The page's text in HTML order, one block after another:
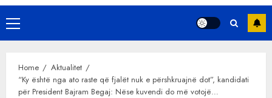
Primary
Menu
Home
Aktualitet
“Ky është nga ato raste që fjalët nuk e përshkruajnë dot”, kandidati
për President Bajram Begaj: Nëse kuvendi do më votojë…